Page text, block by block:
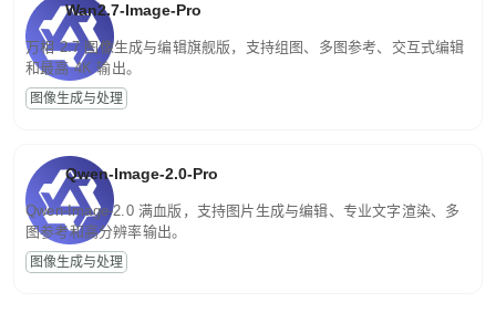
Wan2.7-Image-Pro
万相 2.7 图像生成与编辑旗舰版，支持组图、多图参考、交互式编辑
和最高 4K 输出。
图像生成与处理
Qwen-Image-2.0-Pro
Qwen-Image-2.0 满血版，支持图片生成与编辑、专业文字渲染、多
图参考和高分辨率输出。
图像生成与处理